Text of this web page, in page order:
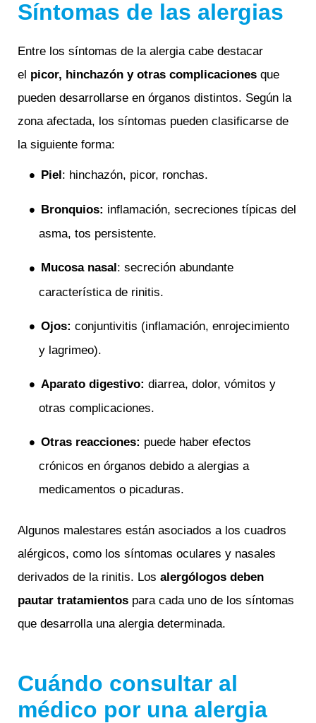
Síntomas de las alergias
Entre los síntomas de la alergia cabe destacar
el picor, hinchazón y otras complicaciones que
pueden desarrollarse en órganos distintos. Según la
zona afectada, los síntomas pueden clasificarse de
la siguiente forma:
Piel : hinchazón, picor, ronchas.
Bronquios: inflamación, secreciones típicas del
asma, tos persistente.
Mucosa nasal : secreción abundante
característica de rinitis.
Ojos: conjuntivitis (inflamación, enrojecimiento
y lagrimeo).
Aparato digestivo: diarrea, dolor, vómitos y
otras complicaciones.
Otras reacciones: puede haber efectos
crónicos en órganos debido a alergias a
medicamentos o picaduras.
Algunos malestares están asociados a los cuadros
alérgicos, como los síntomas oculares y nasales
derivados de la rinitis. Los alergólogos deben
pautar tratamientos para cada uno de los síntomas
que desarrolla una alergia determinada.
Cuándo consultar al
médico por una alergia